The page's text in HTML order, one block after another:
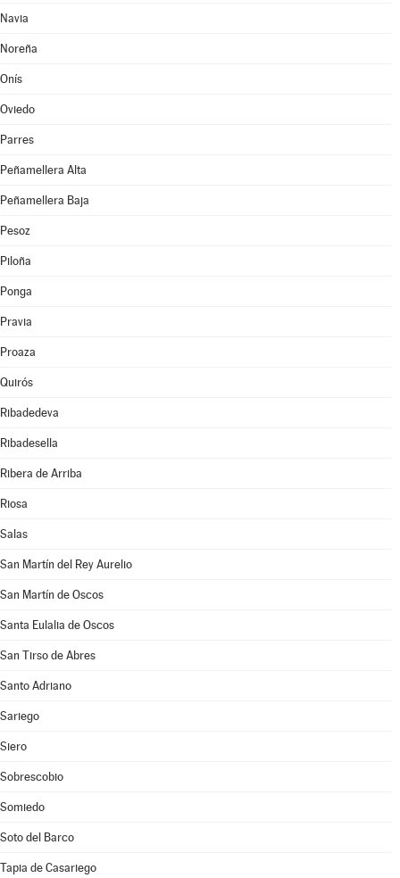
Navia
Noreña
Onís
Oviedo
Parres
Peñamellera Alta
Peñamellera Baja
Pesoz
Piloña
Ponga
Pravia
Proaza
Quirós
Ribadedeva
Ribadesella
Ribera de Arriba
Riosa
Salas
San Martín del Rey Aurelio
San Martín de Oscos
Santa Eulalia de Oscos
San Tirso de Abres
Santo Adriano
Sariego
Siero
Sobrescobio
Somiedo
Soto del Barco
Tapia de Casariego